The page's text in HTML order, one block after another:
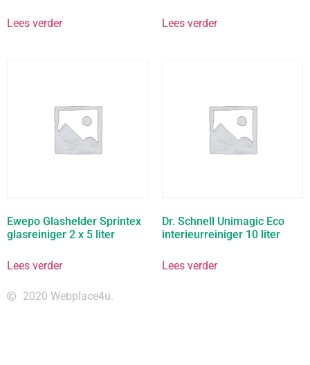
Lees verder Lees verder
Ewepo Glashelder Sprintex
glasreiniger 2 x 5 liter
Lees verder
Dr. Schnell Unimagic Eco
interieurreiniger 10 liter
Lees verder
2020 Webplace4u.